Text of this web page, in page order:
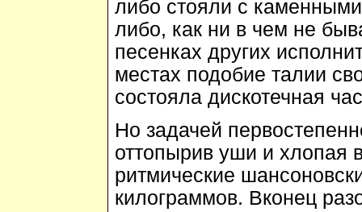
либо стояли с
либо, как ни в чем не
песенках других
местах подобие талии
состояла дискотечная
Но задачей
оттопырив уши и хлопая
ритмические
килограммов. Вконец